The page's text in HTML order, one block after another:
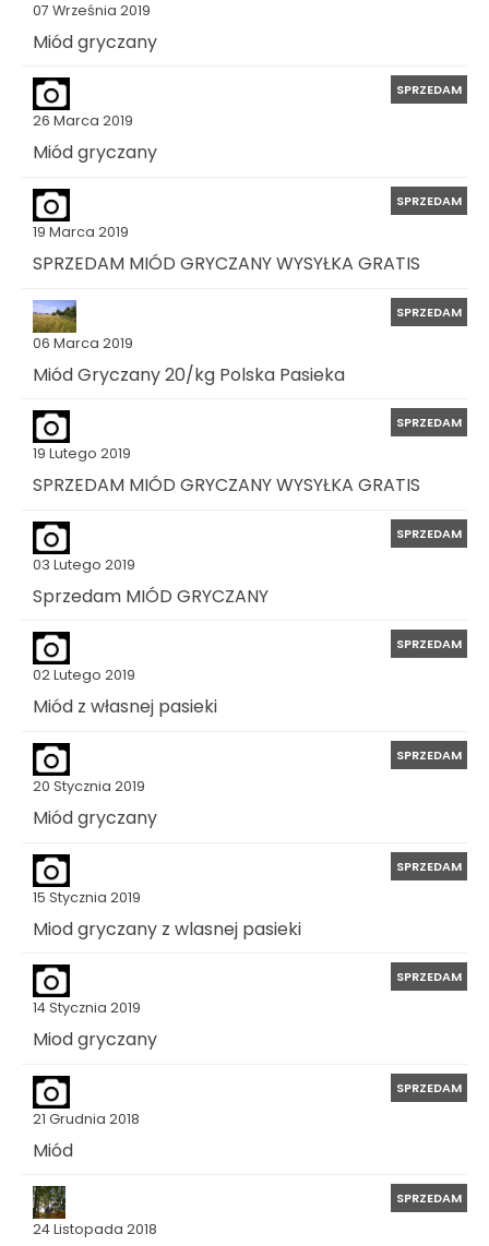
07 Września 2019
Miód gryczany
26 Marca 2019
SPRZEDAM
Miód gryczany
19 Marca 2019
SPRZEDAM
SPRZEDAM MIÓD GRYCZANY WYSYŁKA GRATIS
06 Marca 2019
SPRZEDAM
Miód Gryczany 20/kg Polska Pasieka
19 Lutego 2019
SPRZEDAM
SPRZEDAM MIÓD GRYCZANY WYSYŁKA GRATIS
03 Lutego 2019
SPRZEDAM
Sprzedam MIÓD GRYCZANY
02 Lutego 2019
SPRZEDAM
Miód z własnej pasieki
20 Stycznia 2019
SPRZEDAM
Miód gryczany
15 Stycznia 2019
SPRZEDAM
Miod gryczany z wlasnej pasieki
14 Stycznia 2019
SPRZEDAM
Miod gryczany
21 Grudnia 2018
SPRZEDAM
Miód
24 Listopada 2018
SPRZEDAM